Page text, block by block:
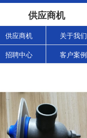
供应商机
供应商机 关于我们
招聘中心 客户案例